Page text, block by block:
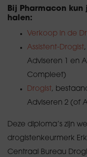
Bij Pharmacon
halen:
Verkoop in de
Assistent-Drogist
Adviseren 1 en
Compleet)
Drogist,
Adviseren 2 (of
Deze diploma’s zijn
drogistenkeurmerk
Centraal Bureau